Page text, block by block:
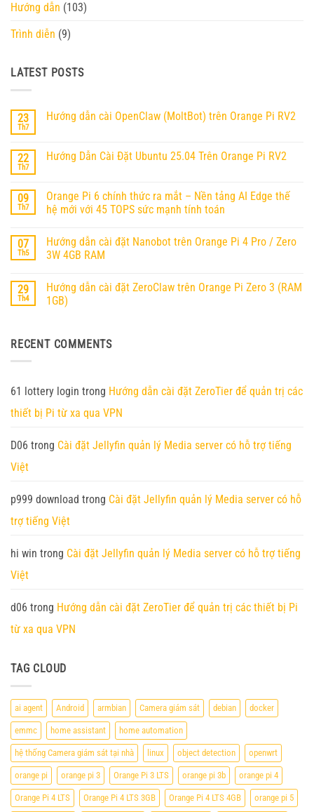
Hướng dẫn (103)
Trình diễn (9)
LATEST POSTS
23
Th7
Hướng dẫn cài OpenClaw (MoltBot) trên Orange Pi RV2
luận
cài
OpenClaw
(MoltBot)
Pi
RV2
22
Th7
Hướng Dẫn Cài Đặt Ubuntu 25.04 Trên Orange Pi RV2
luận
ở
Hướng
Đặt
Ubuntu
25.04
Pi
RV2
09
Th7
Orange Pi 6 chính thức ra mắt – Nền tảng AI Edge thế
hệ mới với 45 TOPS sức mạnh tính toán
bình
luận
ở
6
chính
thức
Nền
tảng
hệ
mới
45
mạnh
tính
07
Th5
Hướng dẫn cài đặt Nanobot trên Orange Pi 4 Pro / Zero
3W 4GB RAM
bình
luận
ở
đặt
Nanobot
4
Pro
Zero
RAM
29
Th4
Hướng dẫn cài đặt ZeroClaw trên Orange Pi Zero 3 (RAM
1GB)
luận
ở
đặt
ZeroClaw
Orange
3
(RAM
RECENT COMMENTS
61 lottery login trong Hướng dẫn cài đặt ZeroTier để quản trị các
thiết bị Pi từ xa qua VPN
D06 trong Cài đặt Jellyfin quản lý Media server có hỗ trợ tiếng
Việt
p999 download trong Cài đặt Jellyfin quản lý Media server có hỗ
trợ tiếng Việt
hi win trong Cài đặt Jellyfin quản lý Media server có hỗ trợ tiếng
Việt
d06 trong Hướng dẫn cài đặt ZeroTier để quản trị các thiết bị Pi
từ xa qua VPN
TAG CLOUD
ai agent Android armbian Camera giám sát debian docker
emmc home assistant home automation
hệ thống Camera giám sát tại nhà linux object detection openwrt
orange pi orange pi 3 Orange Pi 3 LTS orange pi 3b orange pi 4
Orange Pi 4 LTS Orange Pi 4 LTS 3GB Orange Pi 4 LTS 4GB orange pi 5